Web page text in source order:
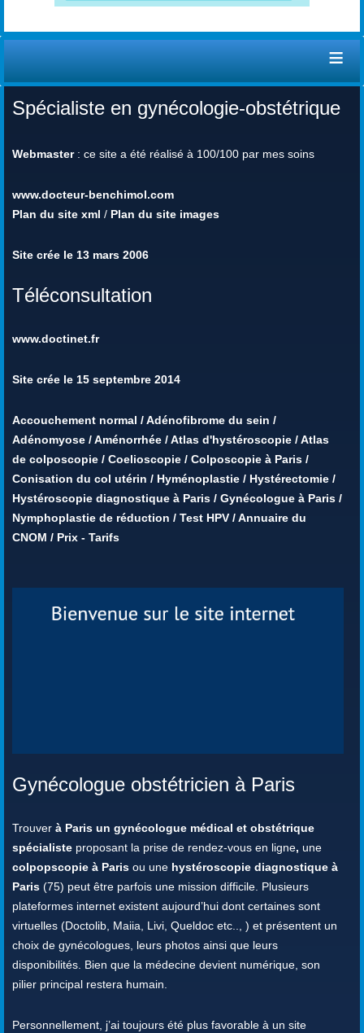
≡
Spécialiste en gynécologie-obstétrique
Webmaster: ce site a été réalisé à 100/100 par mes soins
www.docteur-benchimol.com
Plan du site xml / Plan du site images
Site crée le 13 mars 2006
Téléconsultation
www.doctinet.fr
Site crée le 15 septembre 2014
Accouchement normal /Adénofibrome du sein /
Adénomyose /Aménorrhée /Atlas d'hystéroscopie /Atlas
de colposcopie / Coelioscopie / Colposcopie à Paris /
Conisation du col utérin / Hyménoplastie / Hystérectomie /
Hystéroscopie diagnostique à Paris / Gynécologue à Paris /
Nymphoplastie de réduction / Test HPV /Annuaire du
CNOM / Prix - Tarifs
Gynécologue obstétricien à Paris
Trouver à Paris un gynécologue médical et obstétrique
spécialiste proposant la prise de rendez-vous en ligne, une
colpopscopie à Paris ou une hystéroscopie diagnostique à
Paris (75) peut être parfois une mission difficile. Plusieurs
plateformes internet existent aujourd’hui dont certaines sont
virtuelles (Doctolib, Maiia, Livi, Queldoc etc.., ) et présentent un
choix de gynécologues, leurs photos ainsi que leurs
disponibilités. Bien que la médecine devient numérique, son
pilier principal restera humain.
Personnellement, j’ai toujours été plus favorable à un site